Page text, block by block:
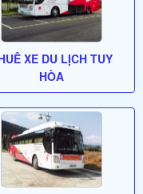
XE DU LỊCH TUY
HÒA